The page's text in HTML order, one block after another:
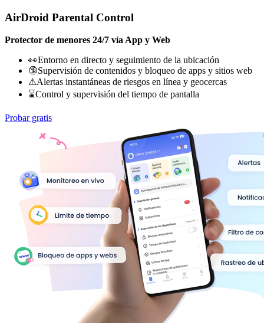
AirDroid Parental Control
Protector de menores 24/7 vía App y Web
👀Entorno en directo y seguimiento de la ubicación
🔞Supervisión de contenidos y bloqueo de apps y sitios web
⚠Alertas instantáneas de riesgos en línea y geocercas
⌛Control y supervisión del tiempo de pantalla
Probar gratis